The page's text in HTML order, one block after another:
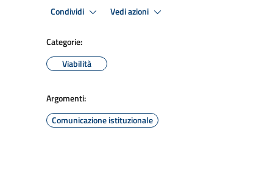
Condividi Vedi azioni
Categorie:
Viabilità
Argomenti:
Comunicazione istituzionale